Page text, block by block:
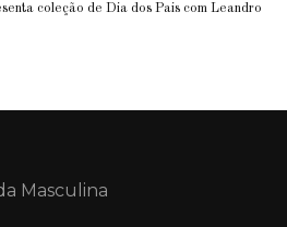
coleção de Dia dos Pais com Leandro
Masculina